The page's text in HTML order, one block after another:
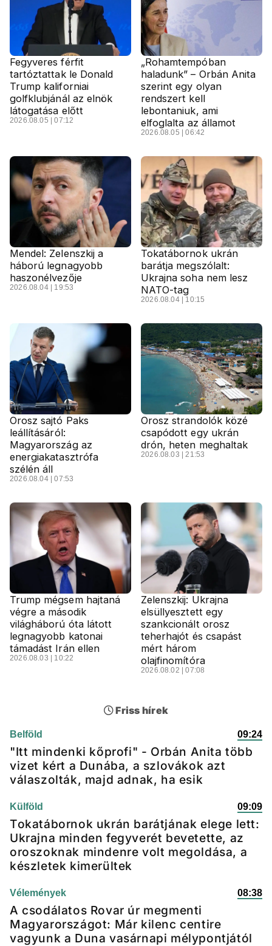
Fegyveres férfit
tartóztattak le Donald
Trump kaliforniai
golfklubjánál az elnök
látogatása előtt
2026.08.05 | 07:12
„Rohamtempóban
haladunk” – Orbán Anita
szerint egy olyan
rendszert kell
lebontaniuk, ami
elfoglalta az államot
2026.08.05 | 06:42
Mendel: Zelenszkij a
háború legnagyobb
haszonélvezője
2026.08.04 | 19:53
Tokatábornok ukrán
barátja megszólalt:
Ukrajna soha nem lesz
NATO-tag
2026.08.04 | 10:15
Orosz sajtó Paks
leállításáról:
Magyarország az
energiakatasztrófa
szélén áll
2026.08.04 | 07:53
Orosz strandolók közé
csapódott egy ukrán
drón, heten meghaltak
2026.08.03 | 21:53
Trump mégsem hajtaná
végre a második
világháború óta látott
legnagyobb katonai
támadást Irán ellen
2026.08.03 | 10:22
Zelenszkij: Ukrajna
elsüllyesztett egy
szankcionált orosz
teherhajót és csapást
mért három
olajfinomítóra
2026.08.02 | 07:08
Friss hírek
Belföld 09:24
"Itt mindenki kőprofi" - Orbán Anita több
vizet kért a Dunába, a szlovákok azt
válaszolták, majd adnak, ha esik
Külföld 09:09
Tokatábornok ukrán barátjának elege lett:
Ukrajna minden fegyverét bevetette, az
oroszoknak mindenre volt megoldása, a
készletek kimerültek
Vélemények 08:38
A csodálatos Rovar úr megmenti
Magyarországot: Már kilenc centire
vagyunk a Duna vasárnapi mélypontjától